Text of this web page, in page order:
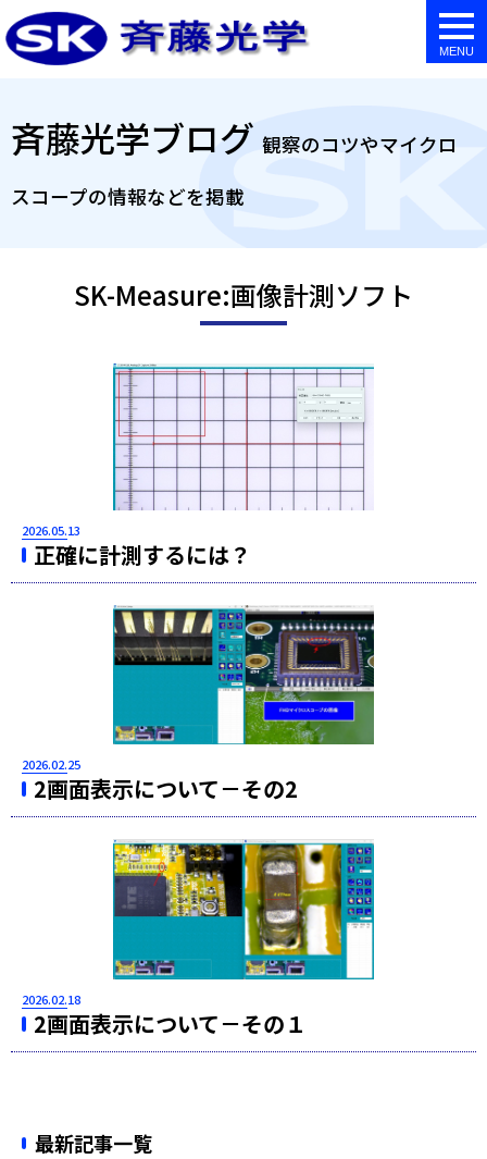
斉藤光学ブログ 観察のコツやマイクロ
スコープの情報などを掲載
SK-Measure:画像計測ソフト
2026.05.13
正確に計測するには？
2026.02.25
2画面表示について－その2
2026.02.18
2画面表示について－その１
最新記事一覧